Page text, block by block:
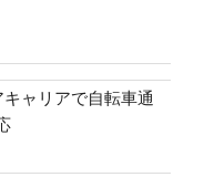
ャリアで自転車通